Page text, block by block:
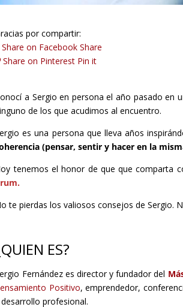
por compartir:
Share on Facebook Share
Share on Pinterest Pin it
a Sergio en persona el año pasado en
de los que acudimos al encuentro.
es una persona que lleva años
(pensar, sentir y hacer en la
tenemos el honor de que que comparta
te pierdas los valiosos consejos de Sergio.
ES?
Fernández es director y fundador del
Positivo, emprendedor,
profesional.